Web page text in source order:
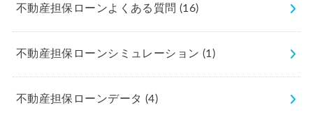
不動産担保ローンよくある質問(16)
不動産担保ローンシミュレーション (1)
不動産担保ローンデータ (4)